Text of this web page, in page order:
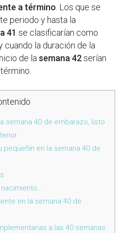
a término . Los que se
periodo y hasta la
41 se clasificarían como
cuando la duración de la
de la semana 42serían
semana 40 de embarazo, listo
en la semana 40 de
en la semana 40 de
a las 40 semanas